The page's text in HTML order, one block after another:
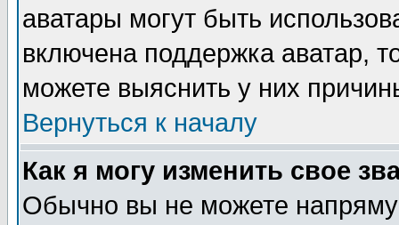
аватары могут быть
включена поддержка аватар,
можете выяснить у них
Вернуться к началу
Как я могу изменить свое
Обычно вы не можете